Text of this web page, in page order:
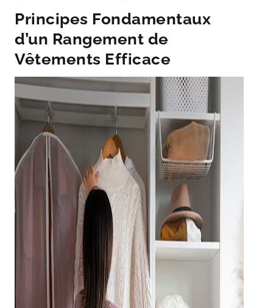
Principes Fondamentaux
d’un Rangement de
Vêtements Efficace